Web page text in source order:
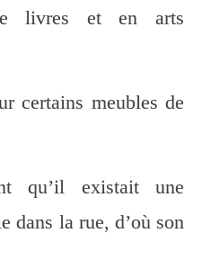
livres et en arts
certains meubles de
qu’il existait une
dans la rue, d’où son